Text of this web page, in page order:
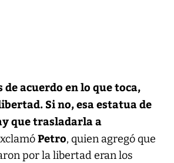
de acuerdo en lo que toca,
Si no, esa estatua de
que trasladarla a
Petro, quien agregó que
por la libertad eran los